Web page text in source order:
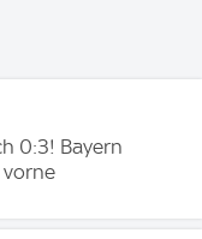
0:3! Bayern